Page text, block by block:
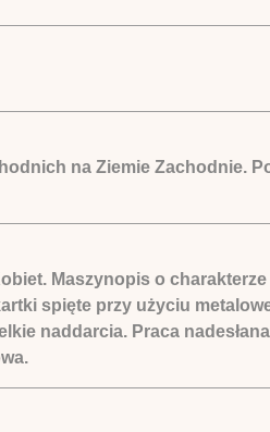
na Ziemie Zachodnie.
Maszynopis o
spięte przy użyciu
naddarcia. Praca